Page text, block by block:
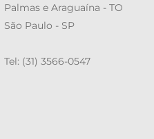
Palmas e Araguaína - TO
São Paulo - SP
Tel: (31) 3566-0547